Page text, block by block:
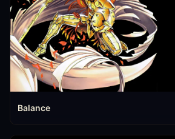
Balance